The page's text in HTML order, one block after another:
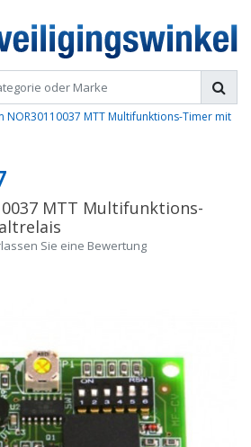
NOR30110037 MTT Multifunktions-Timer mit
MTT Multifunktions-
Sie eine Bewertung